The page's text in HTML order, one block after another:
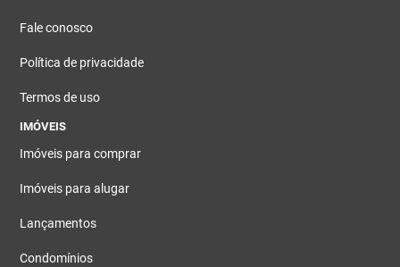
Fale conosco
Política de privacidade
Termos de uso
IMÓVEIS
Imóveis para comprar
Imóveis para alugar
Lançamentos
Condomínios